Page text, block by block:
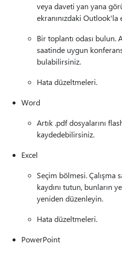
veya daveti yan yana
ekranınızdaki Outlook'la
Bir toplantı odası bulun.
saatinde uygun
bulabilirsiniz.
Hata düzeltmeleri.
Word
Artık .pdf dosyalarını
kaydedebilirsiniz.
Excel
Seçim bölmesi. Çalışma
kaydını tutun, bunların
yeniden düzenleyin.
Hata düzeltmeleri.
PowerPoint